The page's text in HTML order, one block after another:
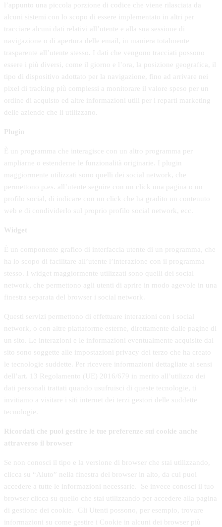
l’appunto una piccola porzione di codice che viene rilasciata da
alcuni sistemi con lo scopo di essere implementato in altri per
tracciare alcuni dati relativi all’utente e alla sua sessione di
navigazione o di apertura delle email, in maniera totalmente
trasparente all’utente stesso. I dati che vengono tracciati possono
essere i più diversi, come il giorno e l’ora, la posizione geografica, il
tipo di dispositivo adottato per la navigazione, fino ad arrivare nei
pixel di tracking più complessi a monitorare il valore speso per un
ordine di acquisto ed altre informazioni utili per i reparti marketing
delle aziende che li utilizzano.
Plugin
È un programma che interagisce con un altro programma per
ampliarne o estenderne le funzionalità originarie. I plugin
maggiormente utilizzati sono quelli dei social network, che
permettono p.es. all’utente seguire con un click una pagina o un
profilo social, di indicare con un click che ha gradito un contenuto
web e di condividerlo sul proprio profilo social network, ecc.
Widget
È un componente grafico di interfaccia utente di un programma, che
ha lo scopo di facilitare all’utente l’interazione con il programma
stesso. I widget maggiormente utilizzati sono quelli dei social
network, che permettono agli utenti di aprire in modo agevole in una
finestra separata del browser i social network.
Questi servizi permettono di effettuare interazioni con i social
network, o con altre piattaforme esterne, direttamente dalle pagine di
un sito. Le interazioni e le informazioni eventualmente acquisite dal
sito sono soggette alle impostazioni privacy del terzo che ha creato
le tecnologie suddette. Per ricevere informazioni dettagliate ai sensi
dell’art. 13 Regolamento (UE) 2016/679 in merito all’utilizzo dei
dati personali trattati quando usufruisci di queste tecnologie, ti
invitiamo a visitare i siti internet dei terzi gestori delle suddette
tecnologie.
Ricordati che puoi gestire le tue preferenze sui cookie anche
attraverso il browser
Se non conosci il tipo e la versione di browser che stai utilizzando,
clicca su “Aiuto” nella finestra del browser in alto, da cui puoi
accedere a tutte le informazioni necessarie. Se invece conosci il tuo
browser clicca su quello che stai utilizzando per accedere alla pagina
di gestione dei cookie. Gli Utenti possono, per esempio, trovare
informazioni su come gestire i Cookie in alcuni dei browser più